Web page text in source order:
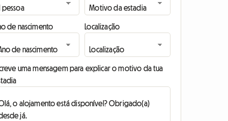
de nascimento Localização
uma mensagem para explicar o motivo da tua